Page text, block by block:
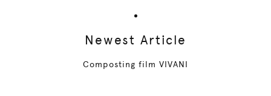
Newest Article
Composting film VIVANI